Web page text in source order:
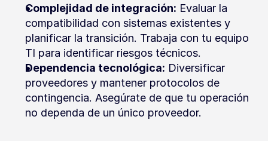
Complejidad de integración: Evaluar la
compatibilidad con sistemas existentes y
planificar la transición. Trabaja con tu equipo
TI para identificar riesgos técnicos.
Dependencia tecnológica: Diversificar
proveedores y mantener protocolos de
contingencia. Asegúrate de que tu operación
no dependa de un único proveedor.